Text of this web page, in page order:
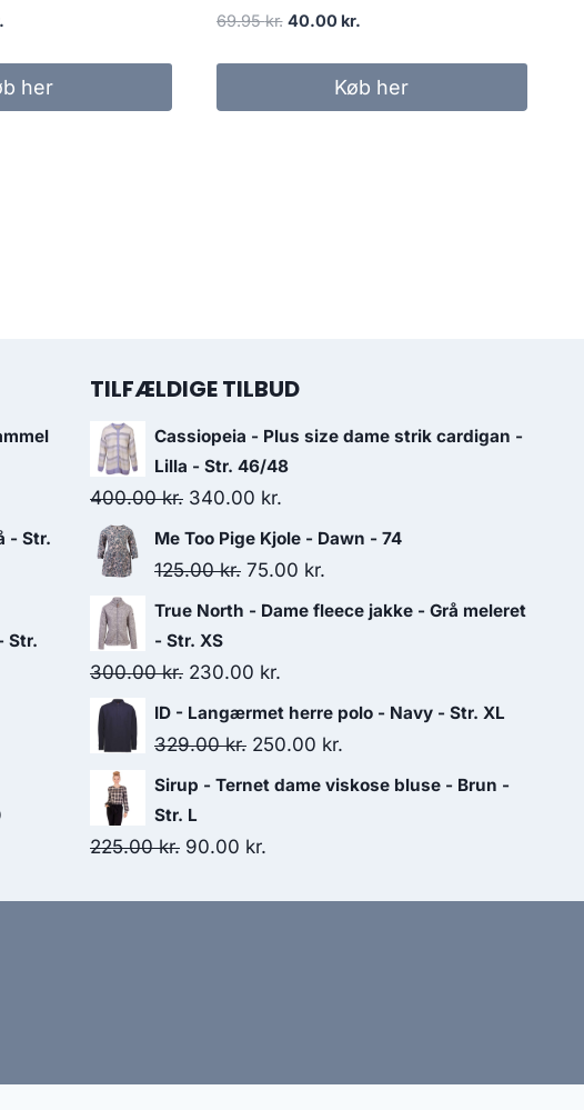
40.00 kr..
her
69.95kr. Original
69.95 kr..
40.00 kr.Current
40.00 kr..
Køb her
- Str.
Str.
TILFÆLDIGE TILBUD
Cassiopeia - Plus size dame strik cardigan -
Lilla - Str. 46/48
400.00kr. Original
price
was:
340.00 kr.
price
is:
Me Too Pige Kjole - Dawn - 74
125.00kr. Original
price
125.00 kr..
75.00 kr.
price
True North - Dame fleece jakke - Grå meleret
- Str. XS
300.00kr. Original
price
was:
230.00 kr.
price
is:
ID - Langærmet herre polo - Navy - Str. XL
329.00kr. Original
price
329.00 kr..
250.00 kr.
price
Sirup - Ternet dame viskose bluse - Brun -
Str. L
225.00kr. Original
90.00 kr.